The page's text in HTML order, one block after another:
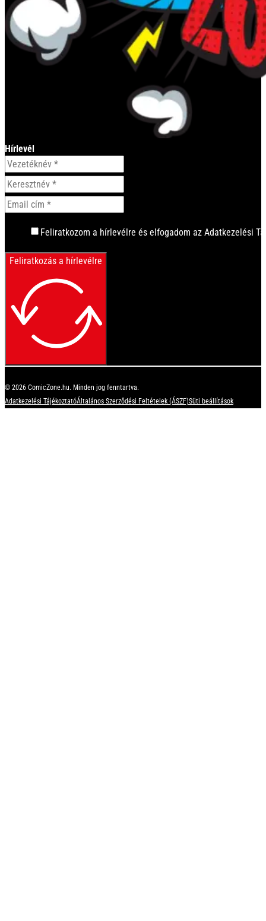
Hírlevél
Feliratkozom a hírlevélre és elfogadom az Adatkezelési
Feliratkozás a hírlevélre
© 2026 ComicZone.hu. Minden jog fenntartva.
Adatkezelési TájékoztatóÁltalános Szerződési Feltételek (ÁSZF)Süti beállítások